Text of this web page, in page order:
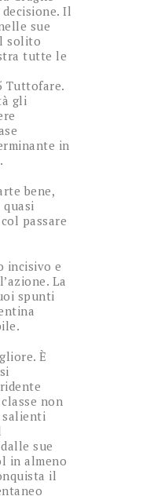
Il
sue
solito
tutte le
Tuttofare.
gli
in
bene,
passare
incisivo e
La
spunti
È
non
salienti
sue
in almeno
il